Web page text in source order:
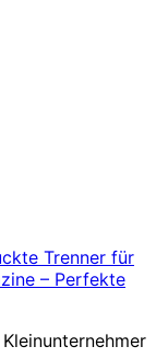
Trenner für
– Perfekte